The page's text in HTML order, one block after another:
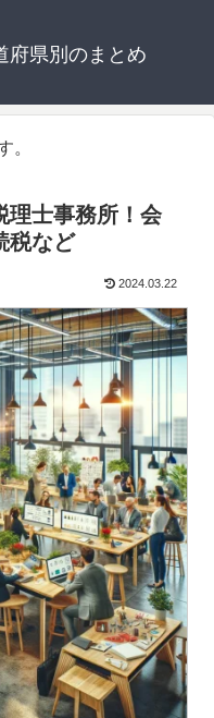
府県別のまとめ
。
理士事務所！会
税など
2024.03.22